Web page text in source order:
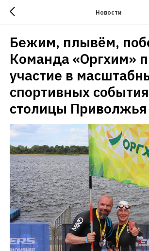
Новости
Бежим, плывём,
Команда «Оргхим»
участие в
спортивных
столицы Приволжья